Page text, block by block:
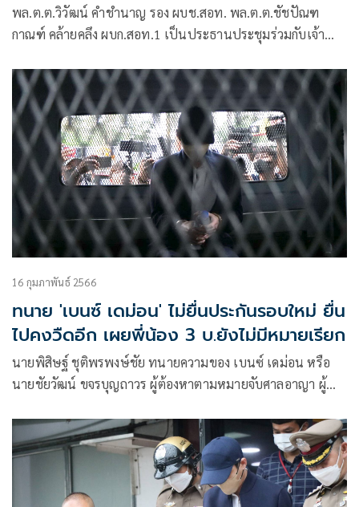
พล.ต.ต.วิวัฒน์ คําชํานาญ รอง ผบช.สอท. พล.ต.ต.ชัชปัณฑ
กาณฑ์ คล้ายคลึง ผบก.สอท.1 เป็นประธานประชุมร่วมกับเจ้า
ติดตามความคืบหน้าการสืบสวนคดีเว็บพนันออนไลน์มาเก๊า 888
16 กุมภาพันธ์ 2566
ทนาย 'เบนซ์ เดม่อน' ไม่ยื่นประกันรอบใหม่ ยื่น
ไปคงวืดอีก เผยพี่น้อง 3 บ.ยังไม่มีหมายเรียก
นายพิสิษฐ์ ชุติพรพงษ์ชัย ทนายความของ เบนซ์ เดม่อน หรือ
นายชัยวัฒน์ ขจรบุญถาวร ผู้ต้องหาตามหมายจับศาลอาญา ผู้
ประกาศการโฆษณา หรือ โดยทางตรงหรือทางอ้อมให้ผู้อื่นเข้า
เล่นหรือเข้าพนันในการเล่นซึ่งมิได้รับอนุญาตจากเจ้าพนักงาน
ร่วมกันฟอกเงิน